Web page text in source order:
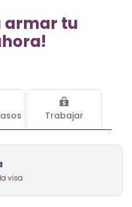
armar tu
Trabajar
visa